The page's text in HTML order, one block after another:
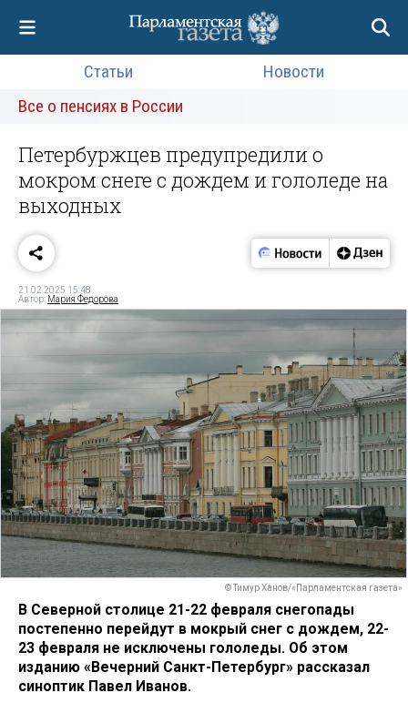
Статьи
Новости
Все о пенсиях в России
Петербуржцев предупредили о
мокром снеге с дождем и гололеде на
выходных
21.02.2025 15:48
Автор: Мария Федорова
© Тимур Ханов/«Парламентская газета»
В Северной столице 21-22 февраля снегопады
постепенно перейдут в мокрый снег с дождем, 22-
23 февраля не исключены гололеды. Об этом
изданию «Вечерний Санкт-Петербург» рассказал
синоптик Павел Иванов.